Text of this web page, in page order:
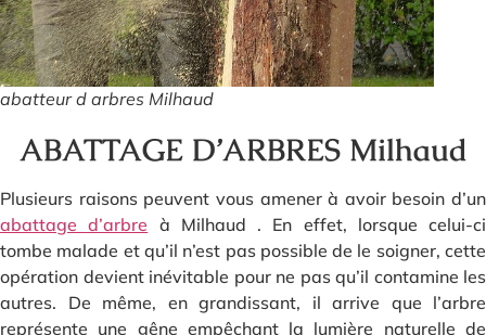
abatteur d arbres Milhaud
ABATTAGE D’ARBRES Milhaud
Plusieurs raisons peuvent vous amener à avoir besoin d’un
abattage d’arbre à Milhaud . En effet, lorsque celui-ci
tombe malade et qu’il n’est pas possible de le soigner, cette
opération devient inévitable pour ne pas qu’il contamine les
autres. De même, en grandissant, il arrive que l’arbre
représente une gêne empêchant la lumière naturelle de